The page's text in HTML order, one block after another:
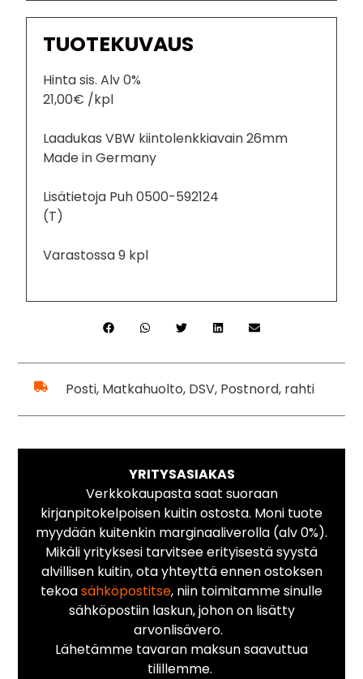
TUOTEKUVAUS
Hinta sis. Alv 0%
21,00€ /kpl
Laadukas VBW kiintolenkkiavain 26mm
Made in Germany
Lisätietoja Puh 0500-592124
(T)
Varastossa 9 kpl
Posti, Matkahuolto, DSV, Postnord, rahti
YRITYSASIAKAS
Verkkokaupasta saat suoraan
kirjanpitokelpoisen kuitin ostosta. Moni tuote
myydään kuitenkin marginaaliverolla (alv 0%).
Mikäli yrityksesi tarvitsee erityisestä syystä
alvillisen kuitin, ota yhteyttä ennen ostoksen
tekoasähköpostitse, niin toimitamme sinulle
sähköpostiin laskun, johon on lisätty
arvonlisävero.
Lähetämme tavaran maksun saavuttua
tilillemme.